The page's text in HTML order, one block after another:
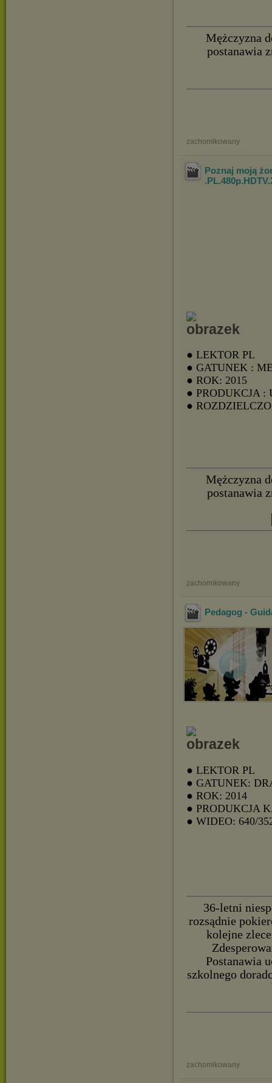
Mężczyzna
postanawia
zachomikowany
Poznaj moją
● LEKTOR PL
● GATUNEK :
● ROK: 2015
● PRODUKCJA :
●
Mężczyzna
postanawia
zachomikowany
Pedagog -
● LEKTOR PL
● GATUNEK:
● ROK: 2014
● PRODUKCJA
● WIDEO: 640/
36-letni
rozsądnie
kolejne
Postanawia
szkolnego
zachomikowany